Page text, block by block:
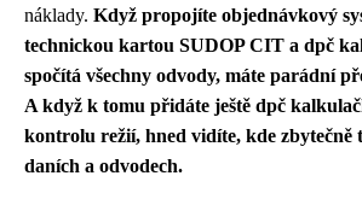
náklady. Když propojíte objednávkový
technickou kartou SUDOP CIT a dpč
spočítá všechny odvody, máte parádní
A když k tomu přidáte ještě dpč
kontrolu režií, hned vidíte, kde zbytečně
daních a odvodech.